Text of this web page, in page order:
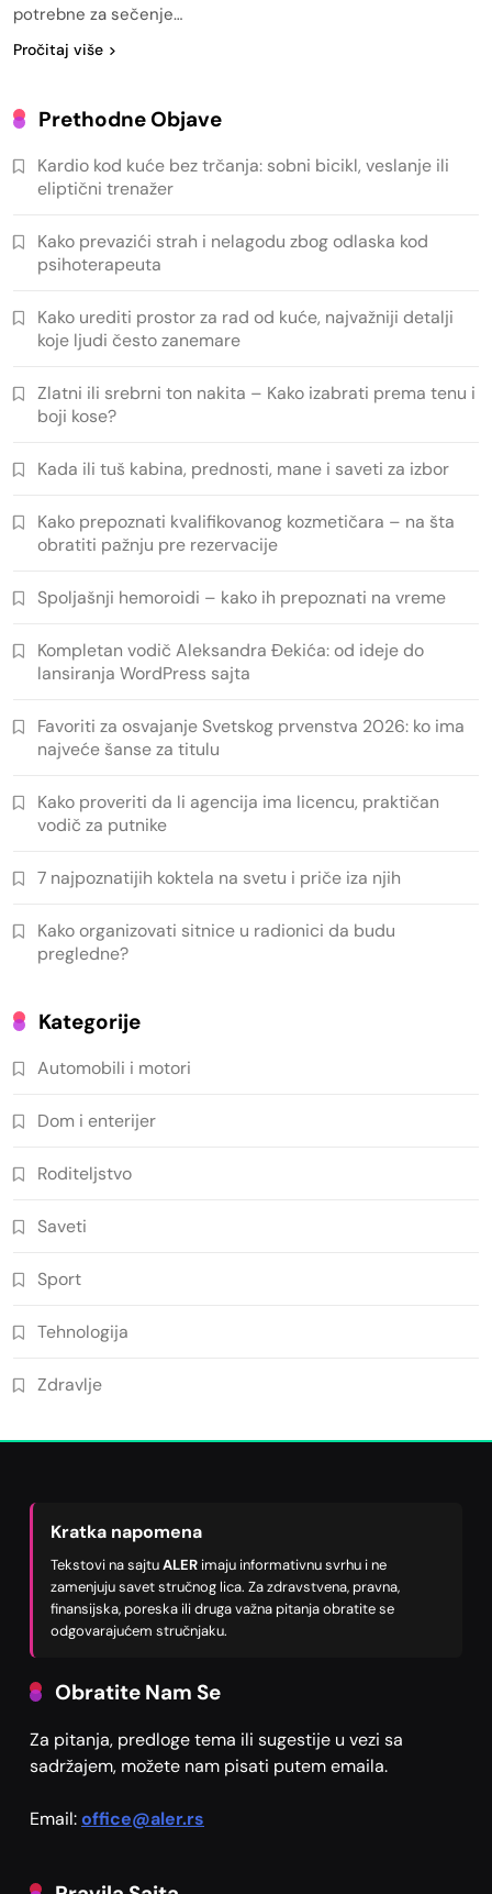
potrebne za sečenje…
Pročitaj više
Prethodne Objave
Kardio kod kuće bez trčanja: sobni bicikl, veslanje ili
eliptični trenažer
Kako prevazići strah i nelagodu zbog odlaska kod
psihoterapeuta
Kako urediti prostor za rad od kuće, najvažniji detalji
koje ljudi često zanemare
Zlatni ili srebrni ton nakita – Kako izabrati prema tenu i
boji kose?
Kada ili tuš kabina, prednosti, mane i saveti za izbor
Kako prepoznati kvalifikovanog kozmetičara – na šta
obratiti pažnju pre rezervacije
Spoljašnji hemoroidi – kako ih prepoznati na vreme
Kompletan vodič Aleksandra Đekića: od ideje do
lansiranja WordPress sajta
Favoriti za osvajanje Svetskog prvenstva 2026: ko ima
najveće šanse za titulu
Kako proveriti da li agencija ima licencu, praktičan
vodič za putnike
7 najpoznatijih koktela na svetu i priče iza njih
Kako organizovati sitnice u radionici da budu
pregledne?
Kategorije
Automobili i motori
Dom i enterijer
Roditeljstvo
Saveti
Sport
Tehnologija
Zdravlje
Kratka napomena
Tekstovi na sajtuALER imaju informativnu svrhu i ne
zamenjuju savet stručnog lica. Za zdravstvena, pravna,
finansijska, poreska ili druga važna pitanja obratite se
odgovarajućem stručnjaku.
Obratite Nam Se
Za pitanja, predloge tema ili sugestije u vezi sa
sadržajem, možete nam pisati putem emaila.
Email:office@aler.rs